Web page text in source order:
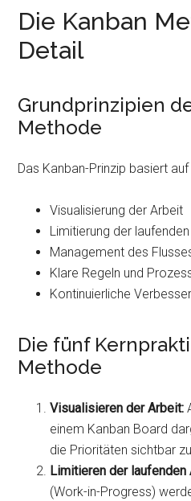
Die Kanban
Detail
Grundprinzipien
Methode
Das Kanban-Prinzip basiert
Visualisierung der Arbeit
Limitierung der
Management des
Klare Regeln und
Kontinuierliche
Die fünf
Methode
Visualisieren der Arbeit:
einem Kanban Board
die Prioritäten sichtbar
Limitieren der laufenden
(Work-in-Progress)